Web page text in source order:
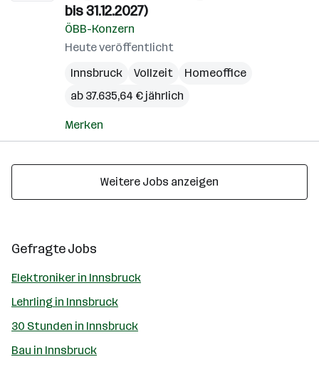
bis 31.12.2027)
ÖBB-Konzern
Heute veröffentlicht
Innsbruck
Vollzeit
Homeoffice
ab 37.635,64 € jährlich
Merken
Weitere Jobs anzeigen
Gefragte Jobs
Elektroniker in Innsbruck
Lehrling in Innsbruck
30 Stunden in Innsbruck
Bau in Innsbruck